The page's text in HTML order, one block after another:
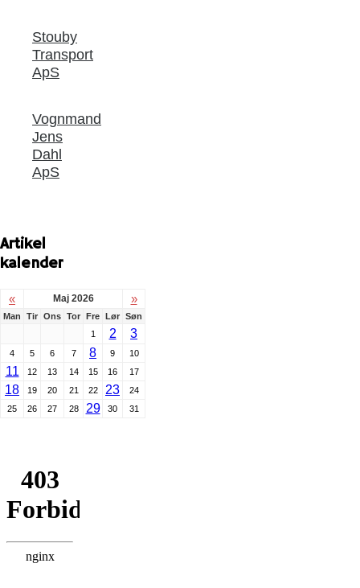
Stouby
Transport
ApS
Vognmand
Jens
Dahl
ApS
Artikel
kalender
« Maj 2026 »
Man Tir Ons Tor Fre Lør Søn
1
2 3
4 5 6 7 8 9 10
11 12 13 14 15 16 17
18 19 20 21 22 23
24
25
26 27 28 29 30 31